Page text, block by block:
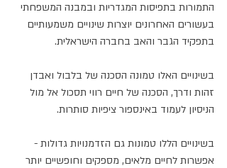
התמורות בתפיסות המגדריות ובמבנה המשפחתי
בעשורים האחרונים יוצרות שינויים משמעותיים
בתפקיד הגבר והאב בחברה הישראלית.
בשינויים האלו טמונה הסכנה של בלבול ואבדן
זהות ודרך, הסכנה של חיים רווי תסכול אל מול
הניסיון לעמוד באינספור ציפיות סותרות.
בשינויים הללו טמונות גם הזדמנויות גדולות -
אפשרות לחיים מלאים, מספקים וחופשיים יותר